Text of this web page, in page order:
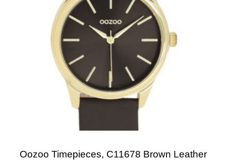
Oozoo Timepieces, C11678 Brown Leather